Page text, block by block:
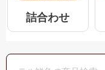
詰合わせ